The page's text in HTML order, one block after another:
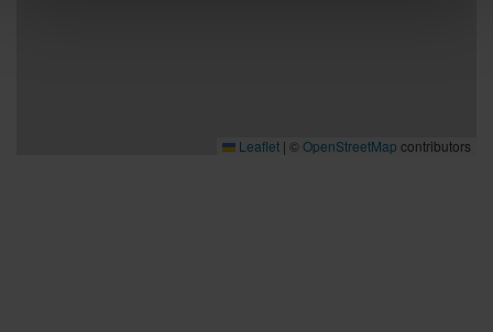
Leaflet | ©OpenStreetMap contributors